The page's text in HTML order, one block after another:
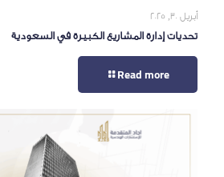
أبريل 30, 2025
تحديات إدارة المشاريع الكبيرة في السعودية
Read more